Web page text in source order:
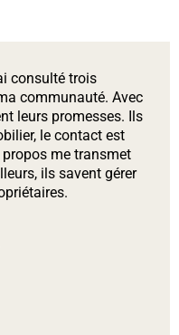
consulté trois
communauté. Avec
leurs promesses. Ils
le contact est
me transmet
ils savent gérer